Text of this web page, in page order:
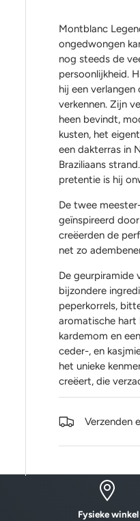
Montblanc
ongedwongen
nog steeds de
persoonlijkheid.
hij een
verkennen. Zijn
heen bevindt,
kusten, het
een dakterras in
Braziliaans
pretentie is hij
De twee
geïnspireerd
creëerden de
net zo
De geurpiramide
bijzondere
peperkorrels,
aromatische hart
kardemom en
ceder-, en
het unieke
creëert, die
Verzenden
Fysieke winkel